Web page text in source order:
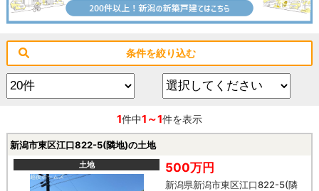
条件を絞り込む
1件中1～1件を表示
新潟市東区江口822-5(隣地)の土地
土地 500万円
新潟県新潟市東区江口822-5(隣